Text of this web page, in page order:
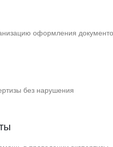
оформления
без нарушения